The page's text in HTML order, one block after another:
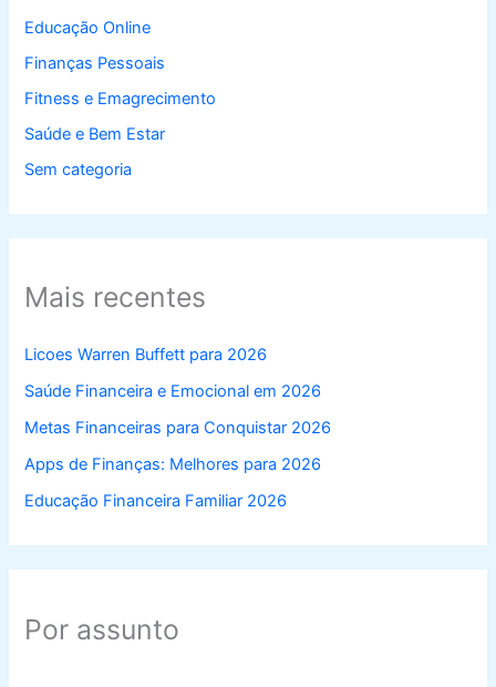
Educação Online
Finanças Pessoais
Fitness e Emagrecimento
Saúde e Bem Estar
Sem categoria
Mais recentes
Licoes Warren Buffett para 2026
Saúde Financeira e Emocional em 2026
Metas Financeiras para Conquistar 2026
Apps de Finanças: Melhores para 2026
Educação Financeira Familiar 2026
Por assunto